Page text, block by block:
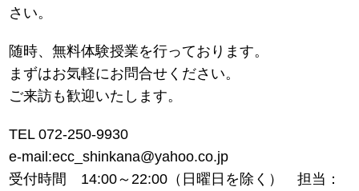
さい。
随時、無料体験授業を行っております。
まずはお気軽にお問合せください。
ご来訪も歓迎いたします。
TEL 072-250-9930
e-mail:ecc_shinkana@yahoo.co.jp
受付時間 14:00～22:00（日曜日を除く） 担当：